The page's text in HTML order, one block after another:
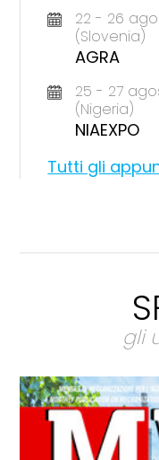
22 - 26
(Slovenia)
AGRA
25 - 27
(Nigeria)
NIAEXPO
Tutti gli
gli